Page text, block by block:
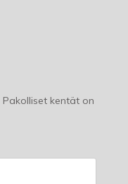
Pakolliset kentät on